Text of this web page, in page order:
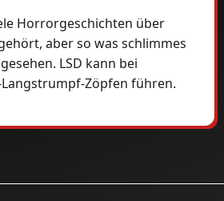
Horrorgeschichten über
aber so was schlimmes
LSD kann bei
Zöpfen führen.